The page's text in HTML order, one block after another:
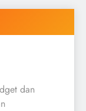
dan